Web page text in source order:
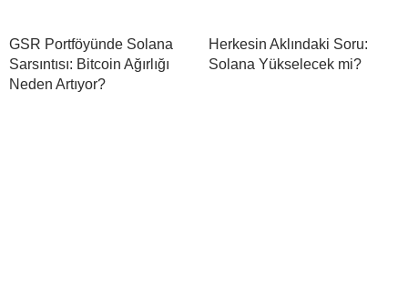
GSR Portföyünde Solana
Sarsıntısı: Bitcoin Ağırlığı
Neden Artıyor?
Herkesin Aklındaki Soru:
Solana Yükselecek mi?